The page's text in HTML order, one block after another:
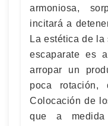
armoniosa,
incitará a
La estética de
escaparate es
arropar un
poca rotación,
Colocación de
que a